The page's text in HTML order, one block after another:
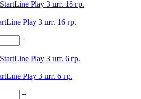
Play 3 шт. 16 гр.
+
Play 3 шт. 6 гр.
+